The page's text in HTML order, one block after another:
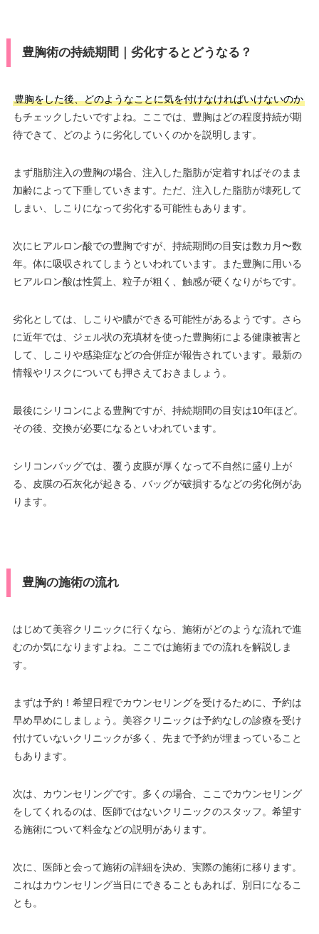
豊胸術の持続期間｜劣化するとどうなる？
豊胸をした後、どのようなことに気を付けなければいけないのか
もチェックしたいですよね。ここでは、豊胸はどの程度持続が期
待できて、どのように劣化していくのかを説明します。
まず脂肪注入の豊胸の場合、注入した脂肪が定着すればそのまま
加齢によって下垂していきます。ただ、注入した脂肪が壊死して
しまい、しこりになって劣化する可能性もあります。
次にヒアルロン酸での豊胸ですが、持続期間の目安は数カ月〜数
年。体に吸収されてしまうといわれています。また豊胸に用いる
ヒアルロン酸は性質上、粒子が粗く、触感が硬くなりがちです。
劣化としては、しこりや膿ができる可能性があるようです。さら
に近年では、ジェル状の充填材を使った豊胸術による健康被害と
して、しこりや感染症などの合併症が報告されています。最新の
情報やリスクについても押さえておきましょう。
最後にシリコンによる豊胸ですが、持続期間の目安は10年ほど。
その後、交換が必要になるといわれています。
シリコンバッグでは、覆う皮膜が厚くなって不自然に盛り上が
る、皮膜の石灰化が起きる、バッグが破損するなどの劣化例があ
ります。
豊胸の施術の流れ
はじめて美容クリニックに行くなら、施術がどのような流れで進
むのか気になりますよね。ここでは施術までの流れを解説しま
す。
まずは予約！希望日程でカウンセリングを受けるために、予約は
早め早めにしましょう。美容クリニックは予約なしの診療を受け
付けていないクリニックが多く、先まで予約が埋まっていること
もあります。
次は、カウンセリングです。多くの場合、ここでカウンセリング
をしてくれるのは、医師ではないクリニックのスタッフ。希望す
る施術について料金などの説明があります。
次に、医師と会って施術の詳細を決め、実際の施術に移ります。
これはカウンセリング当日にできることもあれば、別日になるこ
とも。